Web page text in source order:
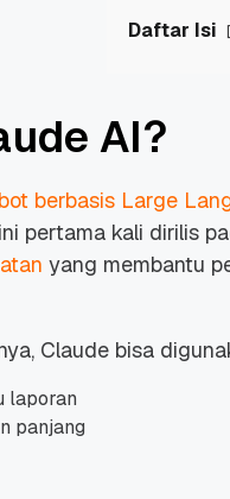
Daftar Isi
AI?
berbasis Large
pertama kali dirilis
yang membantu
Claude bisa
laporan
panjang